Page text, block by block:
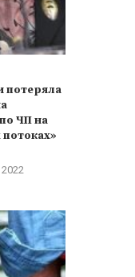
опроверг
потеряла
ЧП на